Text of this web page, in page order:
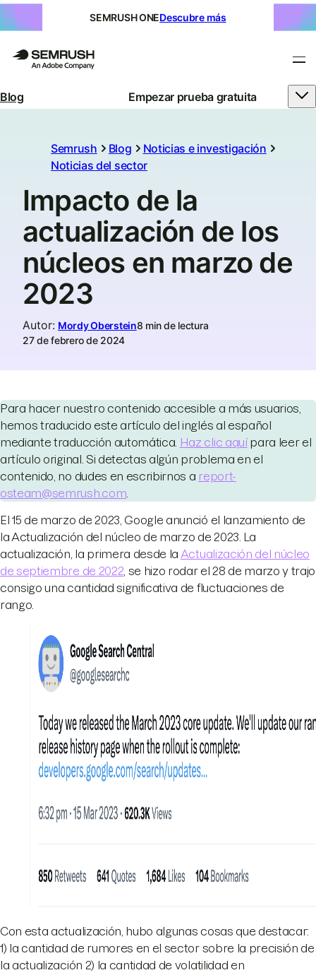
SEMRUSH ONEDescubre más
Blog Empezar prueba gratuita
Semrush Blog
Noticias e investigación
Noticias del sector
Impacto de la
actualización de los
núcleos en marzo de
2023
Autor: Mordy Oberstein8 min de lectura
27 de febrero de 2024
Para hacer nuestro contenido accesible a más usuarios,
hemos traducido este artículo del inglés al español
mediante traducción automática. Haz clic aquípara leer el
artículo original. Si detectas algún problema en el
contenido, no dudes en escribirnos a report-
osteam@semrush.com
El 15 de marzo de 2023, Google anunció el lanzamiento de
la Actualización del núcleo de marzo de 2023. La
actualización, la primera desde la Actualización del núcleo
de septiembre de 2022 , se hizo rodar el 28 de marzo y trajo
consigo una cantidad significativa de fluctuaciones de
rango.
Con esta actualización, hubo algunas cosas que destacar:
1) la cantidad de rumores en el sector sobre la precisión de
la actualización 2) la cantidad de volatilidad en